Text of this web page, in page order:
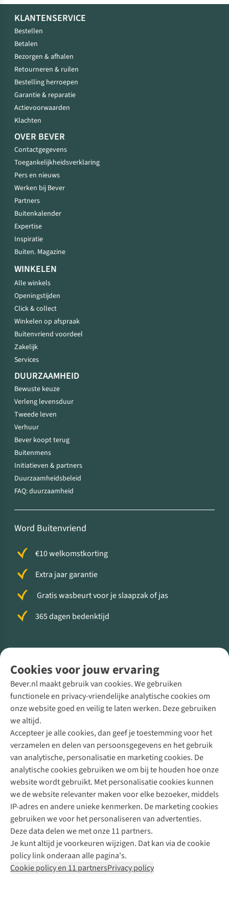
Cookies voor jouw ervaring
Bever.nl maakt gebruik van cookies. We gebruiken
functionele en privacy-vriendelijke analytische cookies om
onze website goed en veilig te laten werken. Deze gebruiken
we altijd.
Accepteer je alle cookies, dan geef je toestemming voor het
verzamelen en delen van persoonsgegevens en het gebruik
van analytische, personalisatie en marketing cookies. De
analytische cookies gebruiken we om bij te houden hoe onze
website wordt gebruikt. Met personalisatie cookies kunnen
we de website relevanter maken voor elke bezoeker, middels
IP-adres en andere unieke kenmerken. De marketing cookies
gebruiken we voor het personaliseren van advertenties.
Deze data delen we met onze 11 partners.
Je kunt altijd je voorkeuren wijzigen. Dat kan via de cookie
policy link onderaan alle pagina's.
Cookie policy en 11 partnersPrivacy policy
KLANTENSERVICE
Bestellen
Betalen
Bezorgen & afhalen
Retourneren & ruilen
Bestelling herroepen
Garantie & reparatie
Actievoorwaarden
Klachten
OVER BEVER
Contactgegevens
Toegankelijkheidsverklaring
Pers en nieuws
Werken bij Bever
Partners
Buitenkalender
Expertise
Inspiratie
Buiten. Magazine
WINKELEN
Alle winkels
Openingstijden
Click & collect
Winkelen op afspraak
Buitenvriend voordeel
Zakelijk
Services
DUURZAAMHEID
Bewuste keuze
Verleng levensduur
Tweede leven
Verhuur
Bever koopt terug
Buitenmens
Initiatieven & partners
Duurzaamheidsbeleid
FAQ: duurzaamheid
Word Buitenvriend
€10 welkomstkorting
Extra jaar garantie
Gratis wasbeurt voor je slaapzak of jas
365 dagen bedenktijd
Direct advies van een Buitenexpert
+31 (0)85 888 50 88
+31 6 12 28 49 80
Contactformulier